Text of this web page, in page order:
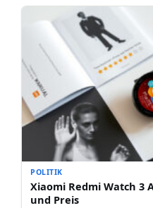
POLITIK
Xiaomi Redmi Watch 3
und Preis